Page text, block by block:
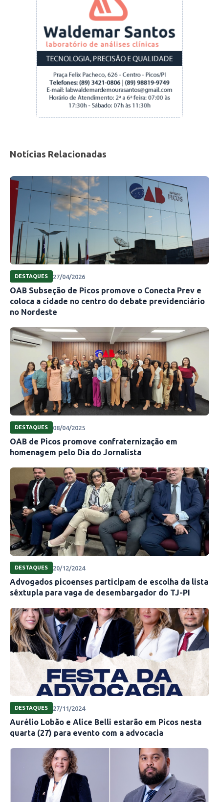
Notícias Relacionadas
DESTAQUES 27/04/2026
OAB Subseção de Picos promove o Conecta Prev e
coloca a cidade no centro do debate previdenciário
no Nordeste
DESTAQUES 08/04/2025
OAB de Picos promove confraternização em
homenagem pelo Dia do Jornalista
DESTAQUES 20/12/2024
Advogados picoenses participam de escolha da lista
sêxtupla para vaga de desembargador do TJ-PI
DESTAQUES 27/11/2024
Aurélio Lobão e Alice Belli estarão em Picos nesta
quarta (27) para evento com a advocacia